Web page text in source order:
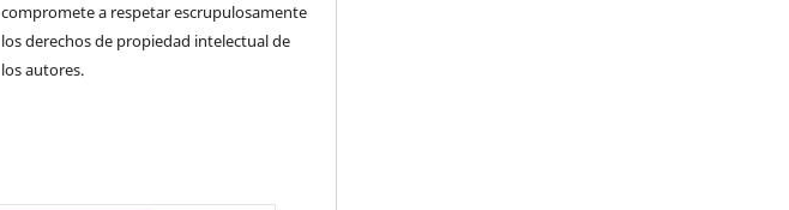
compromete a respetar escrupulosamente
los derechos de propiedad intelectual de
los autores.